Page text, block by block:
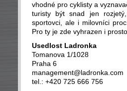
vhodné pro cyklisty a
turisty být snad jen
sportovci, ale i milovníci
Pro ty je zde vyhrazen i
Usedlost Ladronka
Tomanova 1/1028
Praha 6
management@ladronka.com
tel.: +420 725 666 756